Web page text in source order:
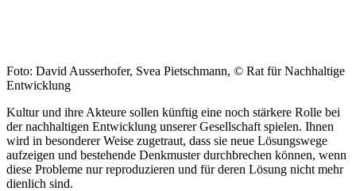
Foto: David Ausserhofer, Svea Pietschmann, © Rat für Nachhaltige
Entwicklung
Kultur und ihre Akteure sollen künftig eine noch stärkere Rolle bei
der nachhaltigen Entwicklung unserer Gesellschaft spielen. Ihnen
wird in besonderer Weise zugetraut, dass sie neue Lösungswege
aufzeigen und bestehende Denkmuster durchbrechen können, wenn
diese Probleme nur reproduzieren und für deren Lösung nicht mehr
dienlich sind.